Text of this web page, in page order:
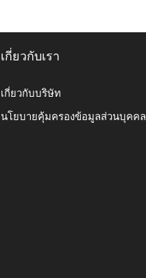
เกี่ยวกับเรา
เกี่ยวกับบริษัท
นโยบายคุ้มครองข้อมูลส่วนบุคคล